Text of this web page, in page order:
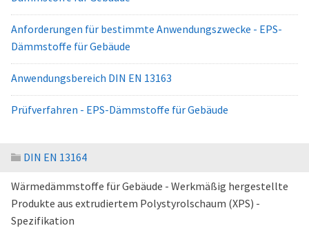
Anforderungen für bestimmte Anwendungszwecke - EPS-
Dämmstoffe für Gebäude
Anwendungsbereich DIN EN 13163
Prüfverfahren - EPS-Dämmstoffe für Gebäude
DIN EN 13164
Wärmedämmstoffe für Gebäude - Werkmäßig hergestellte
Produkte aus extrudiertem Polystyrolschaum (XPS) -
Spezifikation